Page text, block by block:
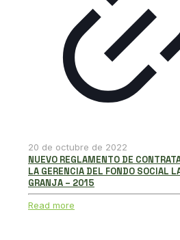
20 de octubre de 2022
NUEVO REGLAMENTO DE
LA GERENCIA DEL FONDO SOCIAL
GRANJA – 2015
Read more